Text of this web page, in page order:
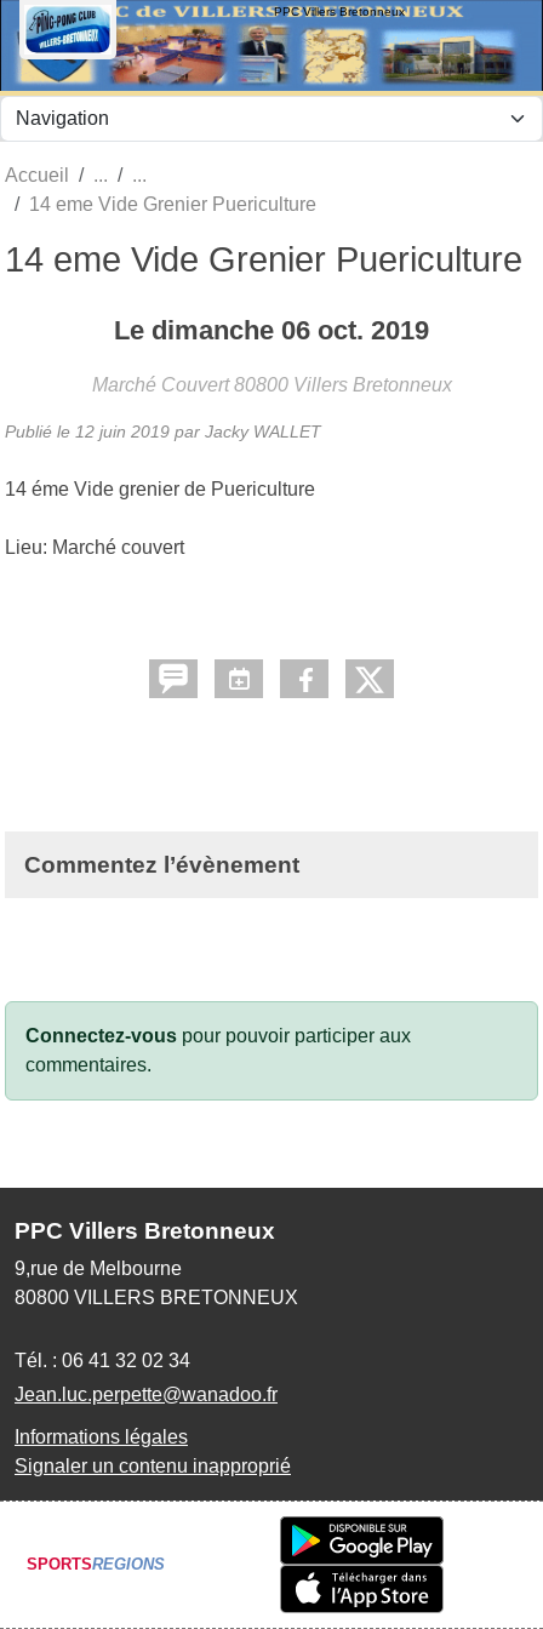
PPC Villers Bretonneux
Accueil
14 eme Vide Grenier Puericulture
14 eme Vide Grenier Puericulture
Le dimanche 06 oct. 2019
Marché Couvert80800 Villers Bretonneux
Publié le 12 juin 2019 par Jacky WALLET
14 éme Vide grenier de Puericulture
Lieu: Marché couvert
Commentez l’évènement
Connectez-vous pour pouvoir participer aux
commentaires.
PPC Villers Bretonneux
9,rue de Melbourne
80800 VILLERS BRETONNEUX
Tél. : 06 41 32 02 34
Jean.luc.perpette@wanadoo.fr
Informations légales
Signaler un contenu inapproprié
SPORTSREGIONS
Panneau de gestion des cookies